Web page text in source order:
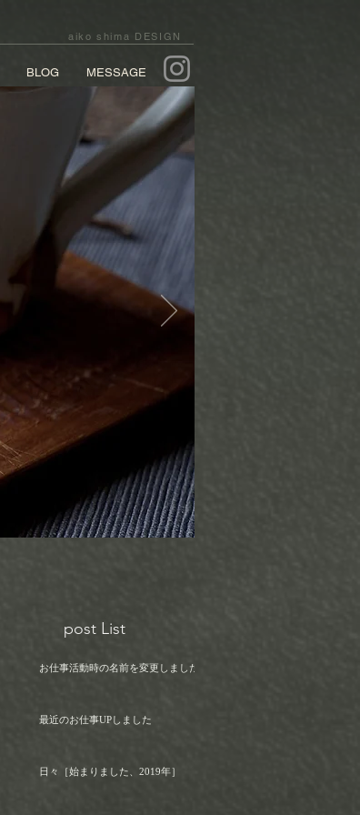
BLOG MESSAGE
aiko shima DESIGN
お仕事活動時の名前を変更しました！
最近のお仕事UPしました
日々［始まりました、2019年］
post List